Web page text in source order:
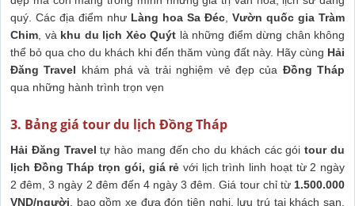
quý. Các địa điểm như Làng hoa Sa Đéc, Vườn quốc gia Tràm
Chim, và khu du lịch Xẻo Quýt là những điểm dừng chân không
thể bỏ qua cho du khách khi đến thăm vùng đất này. Hãy cùng Hải
Đăng Travel khám phá và trải nghiệm vẻ đẹp của Đồng Tháp
qua những hành trình trọn vẹn
3. Bảng giá tour du lịch Đồng Tháp
Hải Đăng Travel tự hào mang đến cho du khách các góitour du
lịch Đồng Tháp trọn gói, giá rẻ với lịch trình linh hoạt từ 2 ngày
2 đêm, 3 ngày 2 đêm đến 4 ngày 3 đêm. Giá tour chỉ từ 1.500.000
VND/người, bao gồm xe đưa đón tiện nghi, lưu trú tại khách sạn,